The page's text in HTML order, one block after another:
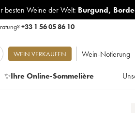
besten Weine der Welt: Burgund,
+33 1 56 05 86 10
WEIN VERKAUFEN Wein-Notierung
✨Ihre Online-Sommelière